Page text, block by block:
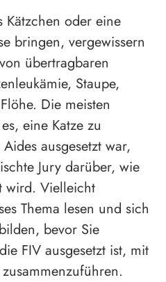
Kätzchen oder eine
bringen, vergewissern
übertragbaren
Staupe,
Die meisten
eine Katze zu
ausgesetzt war,
Jury darüber, wie
wird. Vielleicht
Thema lesen und sich
bevor Sie
FIV ausgesetzt ist, mit